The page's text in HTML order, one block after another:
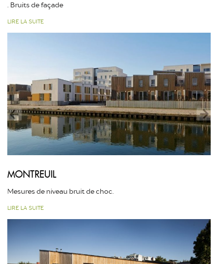
. Bruits de façade
LIRE LA SUITE
MONTREUIL
Mesures de niveau bruit de choc.
LIRE LA SUITE